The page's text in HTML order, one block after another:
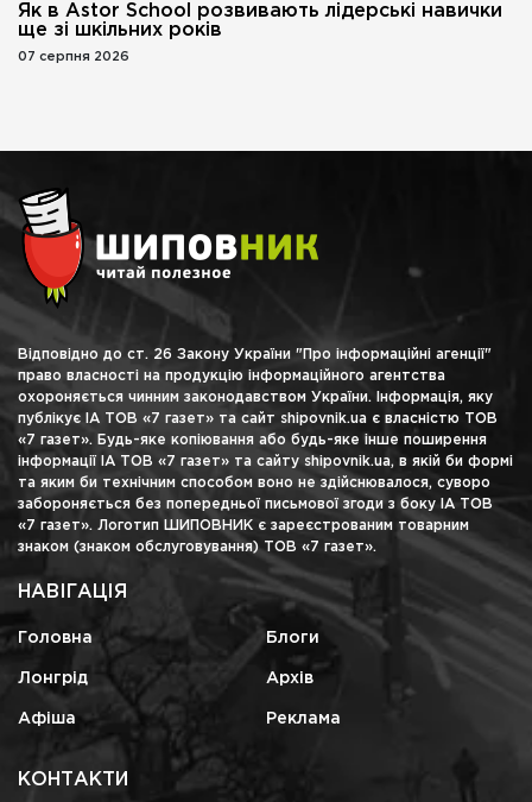
Як в Astor School розвивають лідерські навички
ще зі шкільних років
07 серпня 2026
Відповідно до ст. 26 Закону України "Про інформаційні агенції"
право власності на продукцію інформаційного агентства
охороняється чинним законодавством України. Інформація, яку
публікує ІА ТОВ «7 газет» та сайт shipovnik.ua є власністю ТОВ
«7 газет». Будь-яке копіювання або будь-яке інше поширення
інформації ІА ТОВ «7 газет» та сайту shipovnik.ua, в якій би формі
та яким би технічним способом воно не здійснювалося, суворо
забороняється без попередньої письмової згоди з боку ІА ТОВ
«7 газет». Логотип ШИПОВНИК є зареєстрованим товарним
знаком (знаком обслуговування) ТОВ «7 газет».
НАВІГАЦІЯ
Головна Блоги
Лонгрід Архів
Афіша Реклама
КОНТАКТИ